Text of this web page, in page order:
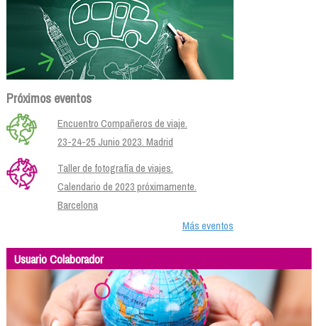
Próximos eventos
Encuentro Compañeros de viaje.
23-24-25 Junio 2023. Madrid
Taller de fotografía de viajes.
Calendario de 2023 próximamente.
Barcelona
Más eventos
Usuario Colaborador